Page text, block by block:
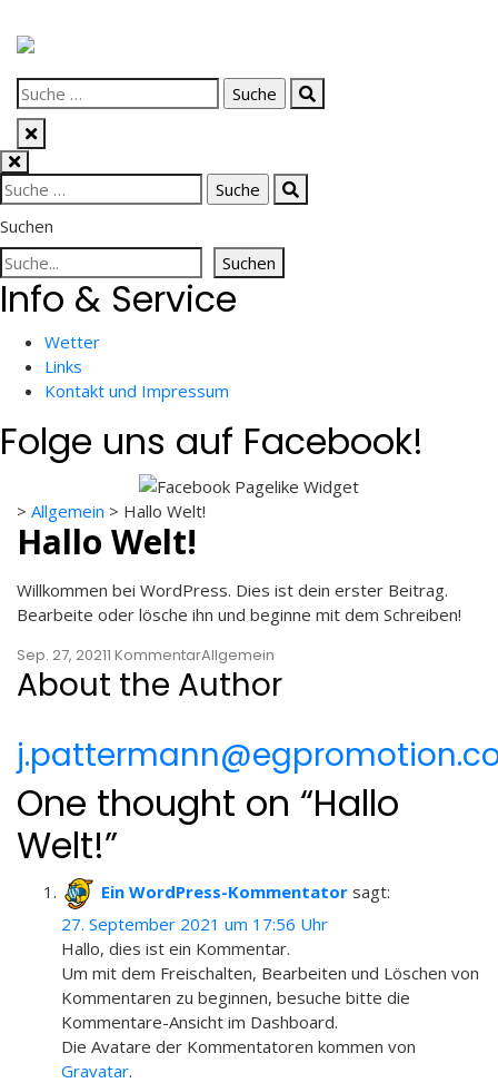
Skip
content
Suche
nach:
Suche
nach:
Suchen
Suchen
Info & Service
Wetter
Links
Kontakt und Impressum
Folge uns auf Facebook!
> Allgemein > Hallo Welt!
Hallo Welt!
Willkommen bei WordPress. Dies ist dein erster Beitrag.
Bearbeite oder lösche ihn und beginne mit dem Schreiben!
Sep. 27, 20211 KommentarZu
Hallo
Welt!
Allgemein
About the Author
One thought on “Hallo
Welt!”
Ein WordPress-Kommentator sagt:
27. September 2021 um 17:56 Uhr
Hallo, dies ist ein Kommentar.
Um mit dem Freischalten, Bearbeiten und Löschen von
Kommentaren zu beginnen, besuche bitte die
Kommentare-Ansicht im Dashboard.
Die Avatare der Kommentatoren kommen von
Gravatar.